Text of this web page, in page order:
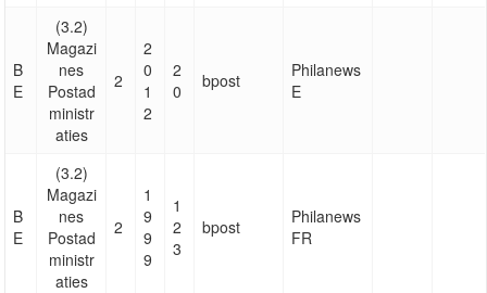
B
E
(3.2)
Magazi
nes
Postad
ministr
aties
2
2
0
1
2
2
0
bpost
Philanews
E
B
E
(3.2)
Magazi
nes
Postad
ministr
aties
2
1
9
9
9
1
2
3
bpost
Philanews
FR